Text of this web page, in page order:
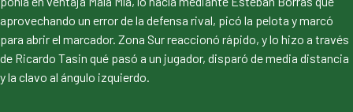
aprovechando un error de la defensa rival, picó la pelota y marcó
para abrir el marcador. Zona Sur reaccionó rápido, y lo hizo a través
de Ricardo Tasin qué pasó a un jugador, disparó de media distancia
y la clavo al ángulo izquierdo.